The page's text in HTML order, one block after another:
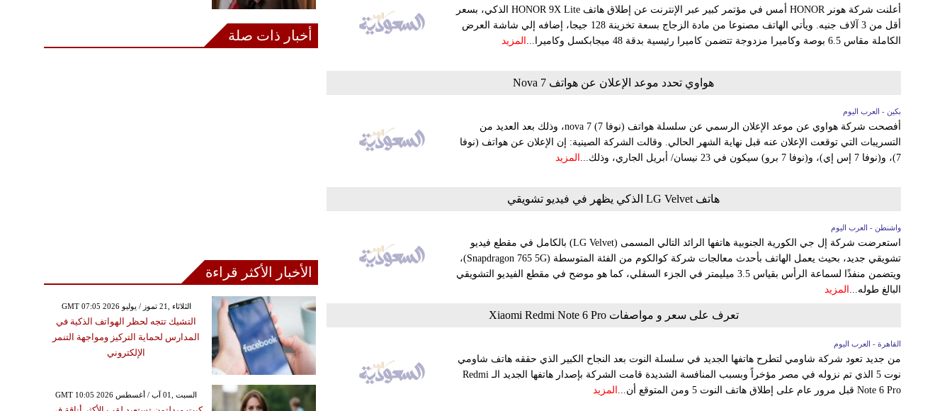
أعلنت شركة هونر HONOR أمس في مؤتمر كبير عبر الإنترنت عن إطلاق هاتف HONOR 9X Lite الذكي، بسعر
أقل من 3 آلاف جنيه. ويأتي الهاتف مصنوعا من مادة الزجاج بسعة تخزينة 128 جيجا، إضافه إلي شاشة العرض
الكاملة مقاس 6.5 بوصة وكاميرا مزدوجة تتضمن كاميرا رئيسية بدقة 48 ميجابكسل وكاميرا...
المزيد
هواوي تحدد موعد الإعلان عن هواتف Nova 7
بكين - العرب اليوم
أفصحت شركة هواوي عن موعد الإعلان الرسمي عن سلسلة هواتف (نوفا 7) nova 7، وذلك بعد العديد من
التسريبات التي توقعت الإعلان عنه قبل نهاية الشهر الحالي. وقالت الشركة الصينية: إن الإعلان عن هواتف (نوفا
7)، و(نوفا 7 إس إي)، و(نوفا 7 برو) سيكون في 23 نيسان/ أبريل الجاري، وذلك...
المزيد
هاتف LG Velvet الذكي يظهر في فيديو تشويقي
واشنطن - العرب اليوم
استعرضت شركة إل جي الكورية الجنوبية هاتفها الرائد التالي المسمى (LG Velvet) بالكامل في مقطع فيديو
تشويقي جديد، بحيث يعمل الهاتف بأحدث معالجات شركة كوالكوم من الفئة المتوسطة (Snapdragon 765 5G)،
ويتضمن منفذًا لسماعة الرأس بقياس 3.5 ميليمتر في الجزء السفلي، كما هو موضح في مقطع الفيديو التشويقي
البالغ طوله...
المزيد
تعرف على سعر و مواصفات Xiaomi Redmi Note 6 Pro
القاهرة - العرب اليوم
من جديد تعود شركة شاومي لتطرح هاتفها الجديد في سلسلة النوت بعد النجاح الكبير الذي حققه هاتف شاومي
نوت 5 الذي تم نزوله في مصر مؤخراً وبسبب المنافسة الشديدة قامت الشركة بإصدار هاتفها الجديد الـ Redmi
Note 6 Pro قبل مرور عام على إطلاق هاتف النوت 5 ومن المتوقع أن...
المزيد
أخبار ذات صلة
الأخبار الأكثر قراءة
GMT 07:05 2026 الثلاثاء ,21 تموز / يوليو
التشيك تتجه لحظر الهواتف الذكية في
المدارس لحماية التركيز ومواجهة التنمر
الإلكتروني
GMT 10:05 2026 السبت ,01 آب / أغسطس